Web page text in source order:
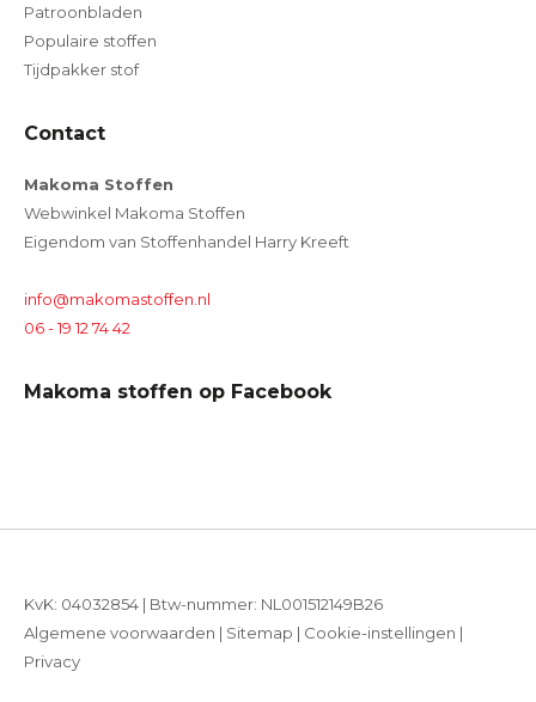
Patroonbladen
Populaire stoffen
Tijdpakker stof
Contact
Makoma Stoffen
Webwinkel Makoma Stoffen
Eigendom van Stoffenhandel Harry Kreeft
info@makomastoffen.nl
06 - 19 12 74 42
Makoma stoffen op Facebook
KvK: 04032854 | Btw-nummer: NL001512149B26
Algemene voorwaarden | Sitemap | Cookie-instellingen |
Privacy